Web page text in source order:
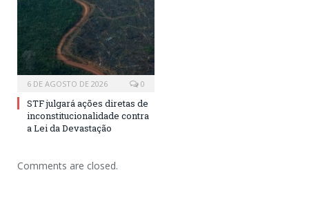
6 DE AGOSTO DE 2026 0
STF julgará ações diretas de
inconstitucionalidade contra
a Lei da Devastação
Comments are closed.